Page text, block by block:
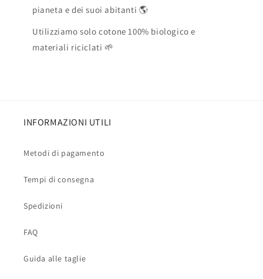
pianeta e dei suoi abitanti 🌎
Utilizziamo solo cotone 100% biologico e
materiali riciclati 🌱
INFORMAZIONI UTILI
Metodi di pagamento
Tempi di consegna
Spedizioni
FAQ
Guida alle taglie